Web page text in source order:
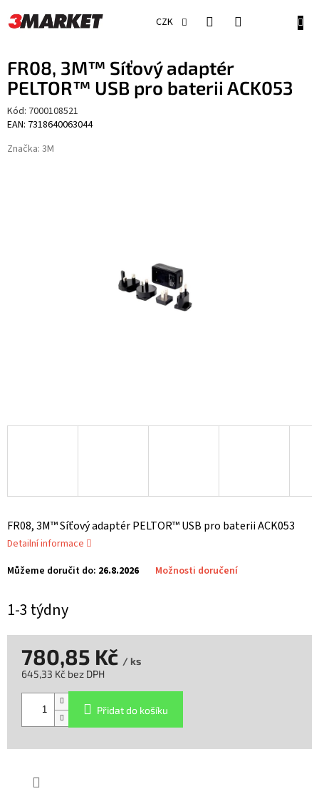
na
obsah
CZK
FR08, 3M™ Síťový adaptér
PELTOR™ USB pro baterii ACK053
Kód: 7000108521
EAN: 7318640063044
Značka: 3M
1-3 týdny
Můžeme doručit do: 26.8.2026 Možnosti doručení
FR08, 3M™ Síťový adaptér PELTOR™ USB pro baterii ACK053
Detailní informace
780,85 Kč / ks
645,33 Kč bez DPH
Přidat do košíku